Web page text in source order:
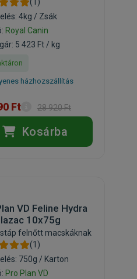
4kg / Zsák
Royal Canin
5 423 Ft / kg
házhozszállítás
Ft 28 920 Ft
Kosárba
VD Feline Hydra
10x75g
felnőtt macskáknak
(1)
750g / Karton
Pro Plan VD